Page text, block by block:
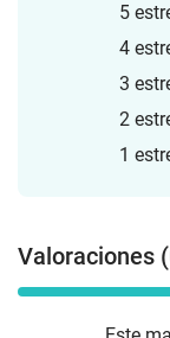
5
4
3
2
1
Valoraciones